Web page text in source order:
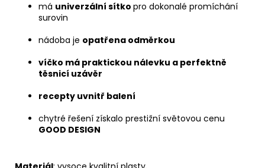
má univerzální sítko pro dokonalé promíchání
surovin
nádoba je opatřena odměrkou
víčko má praktickou nálevku a perfektně
těsnicí uzávěr
recepty uvnitř balení
chytré řešení získalo prestižní světovou cenu
GOOD DESIGN